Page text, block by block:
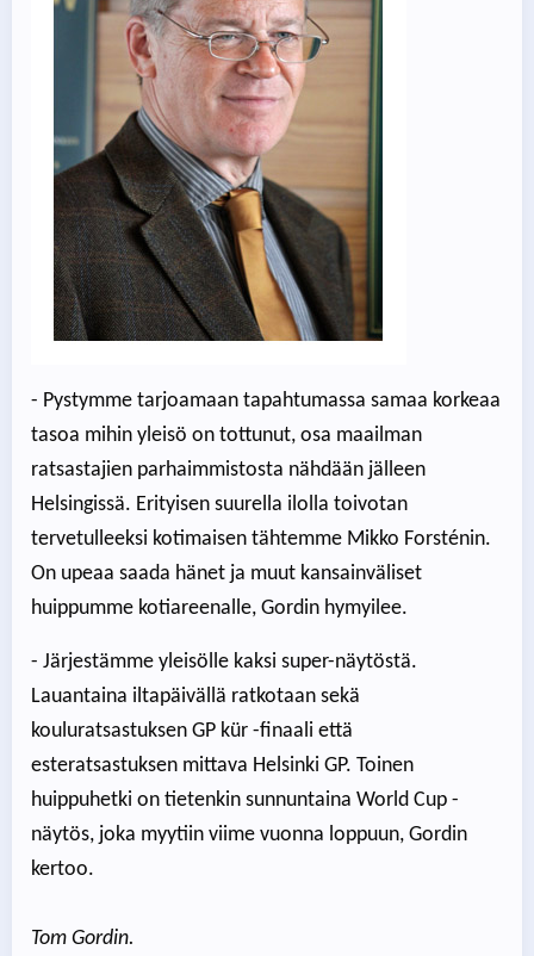
- Pystymme tarjoamaan tapahtumassa samaa korkeaa
tasoa mihin yleisö on tottunut, osa maailman
ratsastajien parhaimmistosta nähdään jälleen
Helsingissä. Erityisen suurella ilolla toivotan
tervetulleeksi kotimaisen tähtemme Mikko Forsténin.
On upeaa saada hänet ja muut kansainväliset
huippumme kotiareenalle, Gordin hymyilee.
- Järjestämme yleisölle kaksi super-näytöstä.
Lauantaina iltapäivällä ratkotaan sekä
kouluratsastuksen GP kür -finaali että
esteratsastuksen mittava Helsinki GP. Toinen
huippuhetki on tietenkin sunnuntaina World Cup -
näytös, joka myytiin viime vuonna loppuun, Gordin
kertoo.
Tom Gordin.